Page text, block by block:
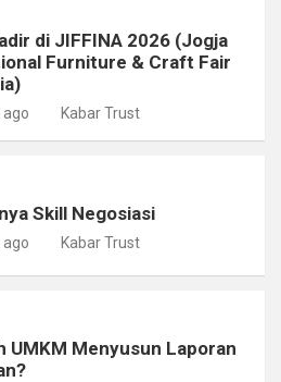
di JIFFINA 2026 (Jogja
Furniture & Craft Fair
ago Kabar Trust
Skill Negosiasi
ago Kabar Trust
UMKM Menyusun Laporan